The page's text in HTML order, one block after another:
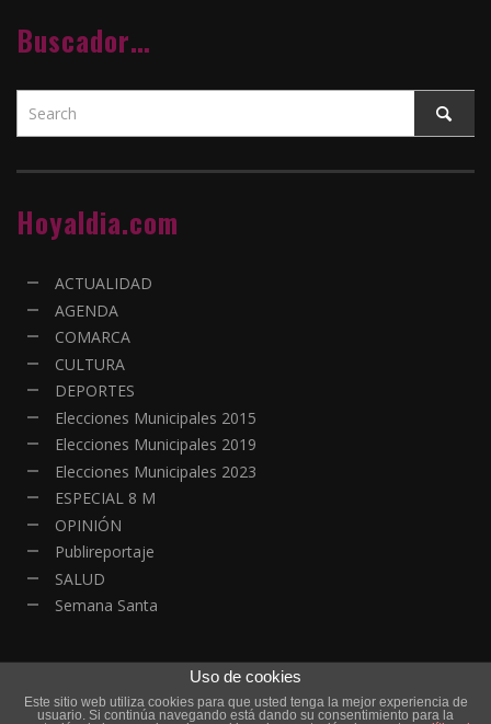
Buscador…
Hoyaldia.com
ACTUALIDAD
AGENDA
COMARCA
CULTURA
DEPORTES
Elecciones Municipales 2015
Elecciones Municipales 2019
Elecciones Municipales 2023
ESPECIAL 8 M
OPINIÓN
Publireportaje
SALUD
Semana Santa
© Copyright - Todos los derechos reservados | HOYALDIA - Actualidad
Uso de cookies
Este sitio web utiliza cookies para que usted tenga la mejor experiencia de
usuario. Si continúa navegando está dando su consentimiento para la